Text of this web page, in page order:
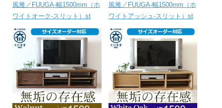
風雅／FUUGA-幅1500mm（ホ
ワイトオーク‐スリット）st
風雅／FUUGA-幅1500mm（ホ
ワイトアッシュ‐スリット）st